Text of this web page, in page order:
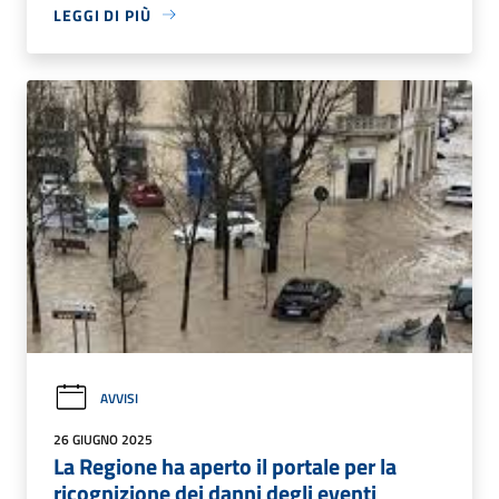
LEGGI DI PIÙ
AVVISI
26 GIUGNO 2025
La Regione ha aperto il portale per la